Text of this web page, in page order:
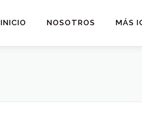
INICIO NOSOTROS MÁS